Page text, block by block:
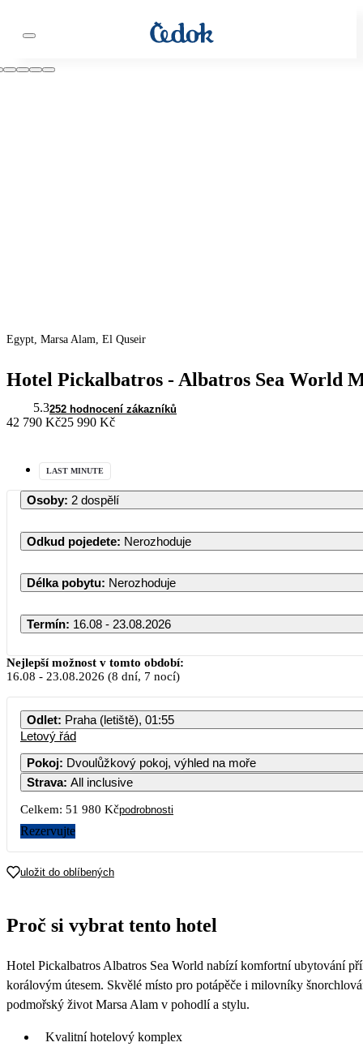
Egypt, Marsa Alam, El Quseir
Hotel Pickalbatros - Albatros Sea World
5.3252 hodnocení zákazníků
42 790 Kč25 990 Kč
LAST MINUTE
Osoby: 2 dospělí
Odkud pojedete: Nerozhoduje
Délka pobytu: Nerozhoduje
Termín: 16.08 - 23.08.2026
Srpen 2026
PO ÚT ST ČT PÁ
Nejlepší možnost v tomto období:
16.08 - 23.08.2026 (8 dní, 7 nocí)
Odlet: Praha (letiště), 01:55
Letový řád
Pokoj: Dvoulůžkový pokoj, výhled na moře
Strava: All inclusive
Celkem: 51 980 Kčpodrobnosti
Rezervujte
uložit do oblíbených
Proč si vybrat tento hotel
Hotel Pickalbatros Albatros Sea World nabízí komfortní ubytování
korálovým útesem. Skvělé místo pro potápěče i milovníky
podmořský život Marsa Alam v pohodlí a stylu.
Kvalitní hotelový komplex